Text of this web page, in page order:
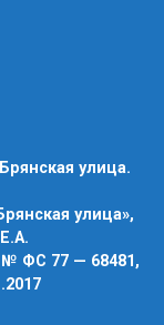
улица.
улица»,
ФС 77 — 68481,